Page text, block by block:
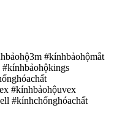
#kínhbảohộmắt
#kínhbảohộuvex
#kínhchốnghóachất